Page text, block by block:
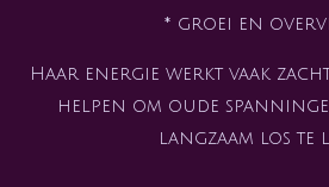
* groei en
Haar energie werkt vaak
helpen om oude
langzaam los te